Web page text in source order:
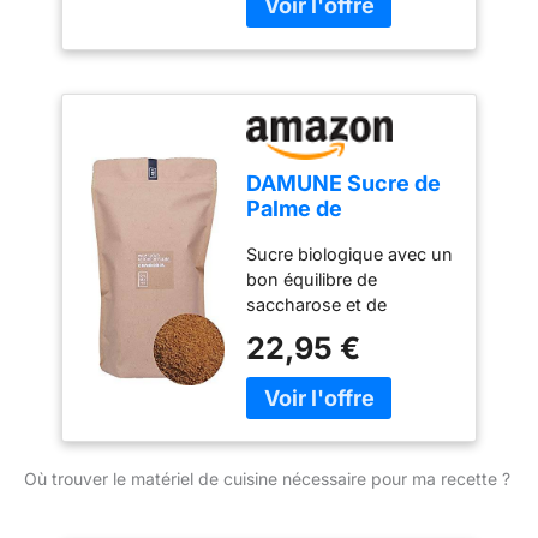
DAMUNE Sucre de
Palme de
Sucre biologique avec un
bon équilibre de
saccharose et de
Utilisé pour les gourmets
dans la cuisine et les
desserts. Le palmier à
Les agriculteurs grimpent
22,95 €
Où trouver le matériel de cuisine nécessaire pour ma recette ?